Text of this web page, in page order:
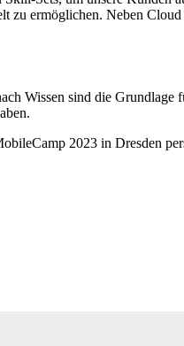
zu ermöglichen. Neben
Wissen sind die
2023 in Dresden